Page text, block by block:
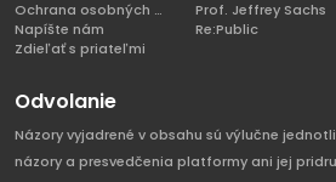
Ochrana osobných údajov
Napíšte nám
Zdieľať s priateľmi
Prof. Jeffrey Sachs
Re:Public
Odvolanie
Názory vyjadrené v obsahu sú výlučne
názory a presvedčenia platformy ani jej